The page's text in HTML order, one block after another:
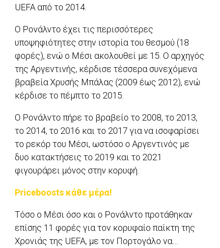
UEFA από το 2014.
Ο Ρονάλντο έχει τις περισσότερες
υποψηφιότητες στην ιστορία του θεσμού (18
φορές), ενώ ο Μέσι ακολουθεί με 15. Ο αρχηγός
της Αργεντινής, κέρδισε τέσσερα συνεχόμενα
βραβεία Χρυσής Μπάλας (2009 έως 2012), ενώ
κέρδισε το πέμπτο το 2015.
Ο Ρονάλντο πήρε το βραβείο το 2008, το 2013,
το 2014, το 2016 και το 2017 για να ισοφαρίσει
το ρεκόρ του Μέσι, ωστόσο ο Αργεντινός με
δυο κατακτήσεις το 2019 και το 2021
φιγουράρει μόνος στην κορυφή.
Priceboosts κάθε μέρα!
Τόσο ο Μέσι όσο και ο Ρονάλντο προτάθηκαν
επίσης 11 φορές για τον κορυφαίο παίκτη της
Χρονιάς της UEFA, με τον Πορτογάλο να…